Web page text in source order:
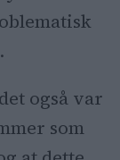
også var
som